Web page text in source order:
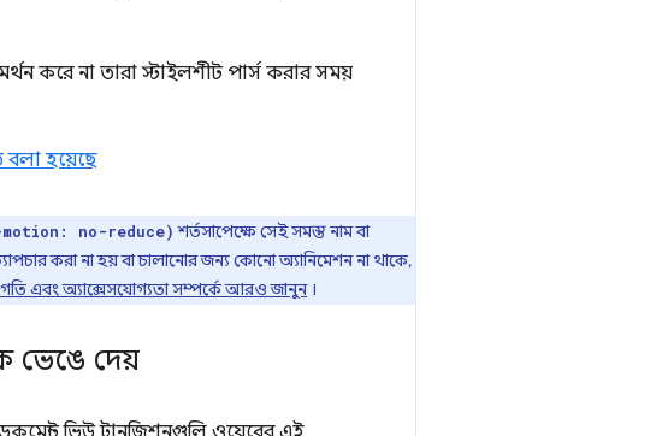
করে না তারা স্টাইলশীট পার্স করার সময়
বলা হয়েছে
no-reduce) শর্তসাপেক্ষে সেই সমস্ত নাম বা
করা না হয় বা চালানোর জন্য কোনো অ্যানিমেশন না থাকে,
গতি এবং অ্যাক্সেসযোগ্যতা সম্পর্কে আরও জানুন।
ভেঙে দেয়